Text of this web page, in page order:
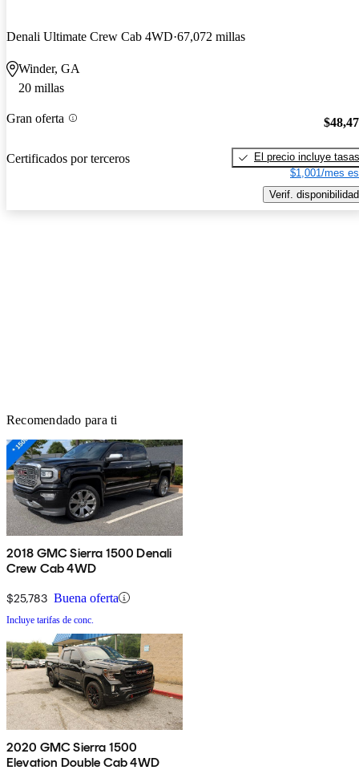
Denali Ultimate Crew Cab 4WD 67,072 millas
Winder, GA
20 millas
Gran oferta
Certificados por terceros
El precio incluye tasas
$1,001/mes
Verif. disponibilidad
Recomendado para ti
2018 GMC Sierra 1500 Denali
Crew Cab 4WD
$25,783 Buena oferta
Incluye tarifas de conc.
2020 GMC Sierra 1500
Elevation Double Cab 4WD